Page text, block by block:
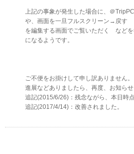
上記の事象が発生した場合に、＠
や、画面を一旦フルスクリーン→戻
を編集する画面でご覧いただく などを
になるようです。
ご不便をお掛けして申し訳ありません。
進展などありましたら、再度、お知らせ
追記(2015/6/26)：残念ながら、本日時
追記(2017/4/14)：改善されました。